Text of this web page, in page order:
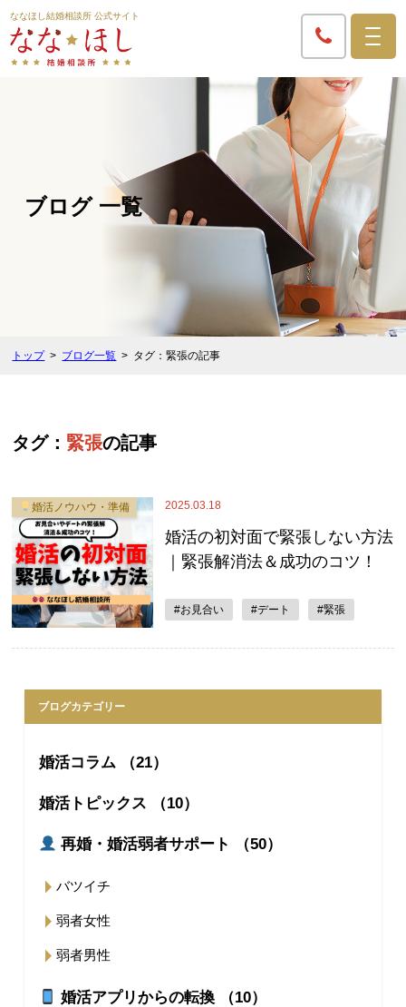
ななほし結婚相談所 公式サイト
ブログ 一覧
トップ ブログ一覧 タグ：緊張の記事
タグ： 緊張の記事
2025.03.18
婚活ノウハウ・準備
婚活の初対面で緊張しない方法
｜緊張解消法＆成功のコツ！
#お見合い #デート #緊張
ブログカテゴリー
婚活コラム （21）
婚活トピックス （10）
再婚・婚活弱者サポート （50）
バツイチ
弱者女性
弱者男性
婚活アプリからの転換 （10）